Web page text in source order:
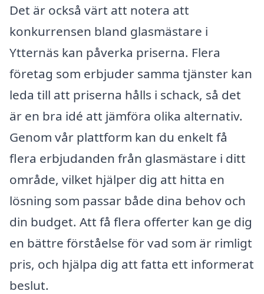
Det är också värt att notera att
konkurrensen bland glasmästare i
Ytternäs kan påverka priserna. Flera
företag som erbjuder samma tjänster kan
leda till att priserna hålls i schack, så det
är en bra idé att jämföra olika alternativ.
Genom vår plattform kan du enkelt få
flera erbjudanden från glasmästare i ditt
område, vilket hjälper dig att hitta en
lösning som passar både dina behov och
din budget. Att få flera offerter kan ge dig
en bättre förståelse för vad som är rimligt
pris, och hjälpa dig att fatta ett informerat
beslut.